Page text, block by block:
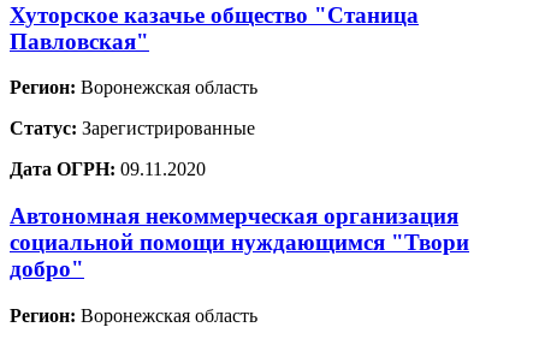
Хуторское казачье общество "Станица
Павловская"
Регион: Воронежская область
Статус: Зарегистрированные
Дата ОГРН: 09.11.2020
Автономная некоммерческая организация
социальной помощи нуждающимся "Твори
добро"
Регион: Воронежская область